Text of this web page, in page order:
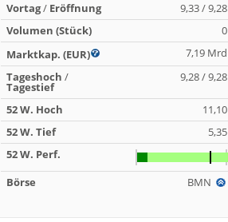
Vortag/ Eröffnung
9,33 / 9,28
Volumen (Stück)
0
Marktkap. (EUR)
7,19 Mrd
Tageshoch /
Tagestief
9,28 / 9,28
52 W. Hoch
11,10
52 W. Tief
5,35
52 W. Perf.
Börse
BMN